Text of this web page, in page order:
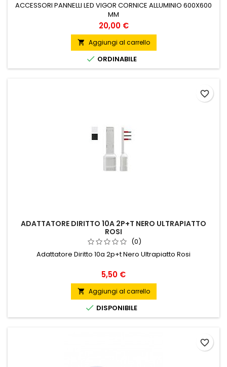
ACCESSORI PANNELLI LED VIGOR CORNICE ALLUMINIO 600X600
MM
Prezzo
20,00 €
 Aggiungi al carrello
 ORDINABILE
ADATTATORE DIRITTO 10A 2P+T NERO ULTRAPIATTO
ROSI
(0)
Adattatore Diritto 10a 2p+t Nero Ultrapiatto Rosi
Prezzo
5,50 €
 Aggiungi al carrello
 DISPONIBILE
favorite_border
favorite_border